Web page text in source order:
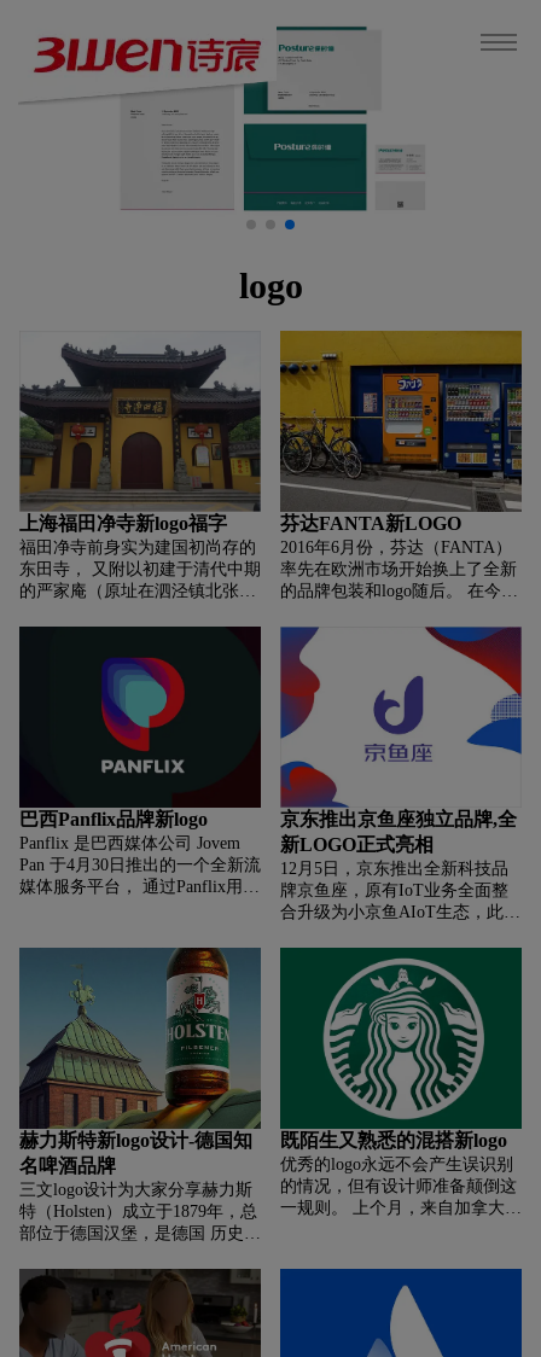
logo
上海福田净寺新logo福字
福田净寺前身实为建国初尚存的
东田寺， 又附以初建于清代中期
的严家庵（原址在泗泾镇北张泾
宣布启用全新的福字log
芬达FANTA新LOGO
2016年6月份，芬达（FANTA）
率先在欧洲市场开始换上了全新
的品牌包装和logo随后。 在今年
有新LOGO的全新包装。近日，
为芬达重塑品牌形象的伦敦设计
公司
巴西Panflix品牌新logo
Panflix 是巴西媒体公司 Jovem
Pan 于4月30日推出的一个全新流
媒体服务平台， 通过Panflix用户
育， 幽默节目，娱乐，儿童节目
京东推出京鱼座独立品牌,全
新LOGO正式亮相
12月5日，京东推出全新科技品
牌京鱼座，原有IoT业务全面整
合升级为小京鱼AIoT生态，此次
东Alpha平台，并引入了人工智
能与大数据，这代表着京东IoT
赫力斯特新logo设计-德国知
名啤酒品牌
三文logo设计为大家分享赫力斯
特（Holsten）成立于1879年，总
部位于德国汉堡，是德国 历史最
畅销，在20世纪80年代中期，
Holsten出口到英国后成为英国最
畅销的豪华包装的啤酒。
既陌生又熟悉的混搭新logo
优秀的logo永远不会产生误识别
的情况，但有设计师准备颠倒这
一规则。 上个月，来自加拿大蒙
选了一些全球较有影响力的